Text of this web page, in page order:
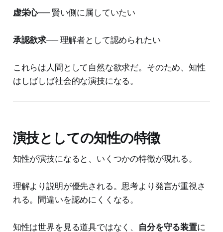
虚栄心── 賢い側に属していたい
承認欲求── 理解者として認められたい
これらは人間として自然な欲求だ。そのため、知性
はしばしば社会的な演技になる。
演技としての知性の特徴
知性が演技になると、いくつかの特徴が現れる。
理解より説明が優先される。思考より発言が重視さ
れる。間違いを認めにくくなる。
知性は世界を見る道具ではなく、 自分を守る装置に